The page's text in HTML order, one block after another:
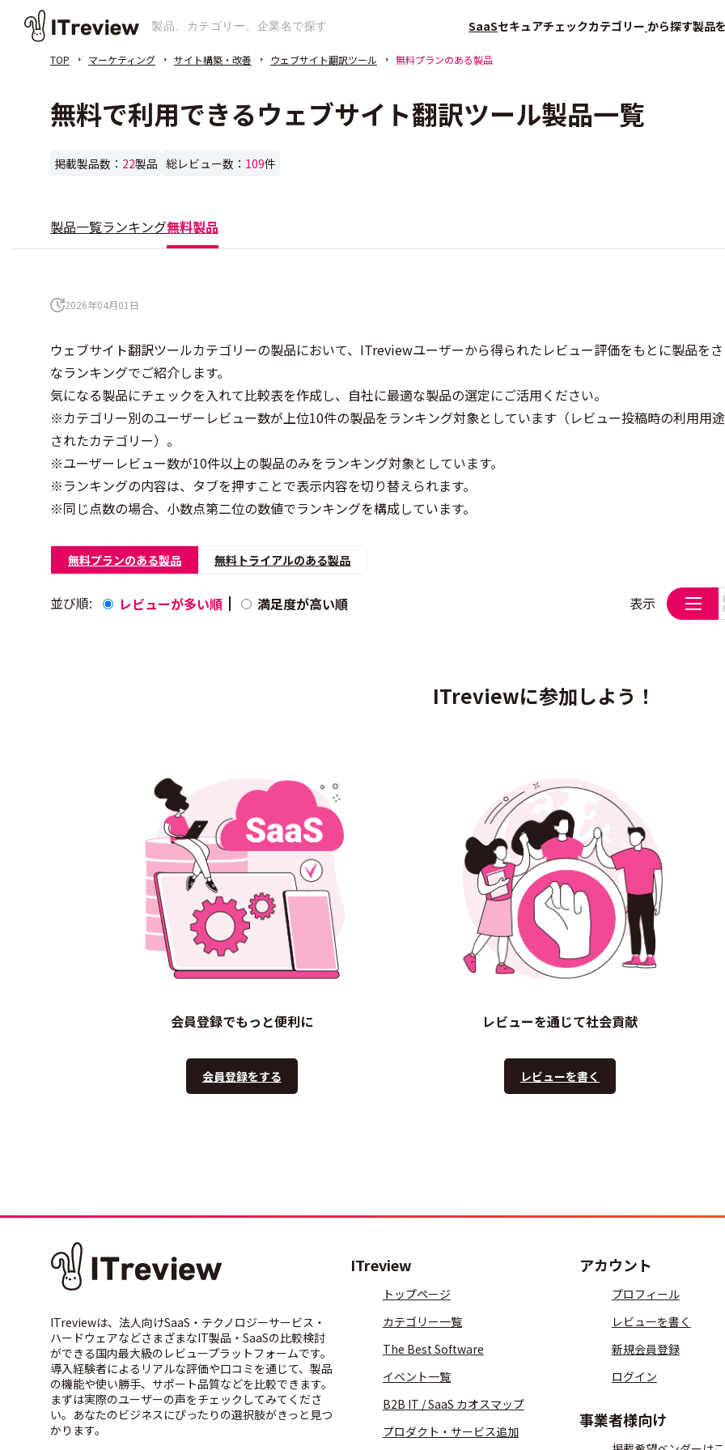
SaaSセキュアチェックカテゴリー から探す製品
TOP マーケティング サイト構築・改善 ウェブサイト翻訳ツール 無料プランのある製品
無料で利用できるウェブサイト翻訳ツール製品一覧
掲載製品数： 22製品 総レビュー数： 109件
製品一覧ランキング無料製品
2026年04月01日
ウェブサイト翻訳ツールカテゴリーの製品において、ITreviewユーザーから得られたレビュー評価をもとに製品を
なランキングでご紹介します。
気になる製品にチェックを入れて比較表を作成し、自社に最適な製品の選定にご活用ください。
※カテゴリー別のユーザーレビュー数が上位10件の製品をランキング対象としています（レビュー投稿時の利用用
されたカテゴリー）。
※ユーザーレビュー数が10件以上の製品のみをランキング対象としています。
※ランキングの内容は、タブを押すことで表示内容を切り替えられます。
※同じ点数の場合、小数点第二位の数値でランキングを構成しています。
無料プランのある製品 無料トライアルのある製品
並び順: レビューが多い順 満足度が高い順 表示
ITreviewに参加しよう！
会員登録でもっと便利に
会員登録をする
レビューを通じて社会貢献
レビューを書く
ITreviewは、法人向けSaaS・テクノロジーサービス・
ハードウェアなどさまざまなIT製品・SaaSの比較検討
ができる国内最大級のレビュープラットフォームです。
導入経験者によるリアルな評価や口コミを通じて、製品
の機能や使い勝手、サポート品質などを比較できます。
まずは実際のユーザーの声をチェックしてみてくださ
い。あなたのビジネスにぴったりの選択肢がきっと見つ
かります。
ITreview
トップページ
カテゴリー一覧
The Best Software
イベント一覧
B2B IT / SaaS カオスマップ
プロダクト・サービス追加
アカウント
プロフィール
レビューを書く
新規会員登録
ログイン
事業者様向け